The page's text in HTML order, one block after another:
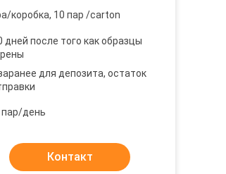
коробка, 10 пар /carton
дней после того как образцы
для депозита, остаток
пар/день
Контакт